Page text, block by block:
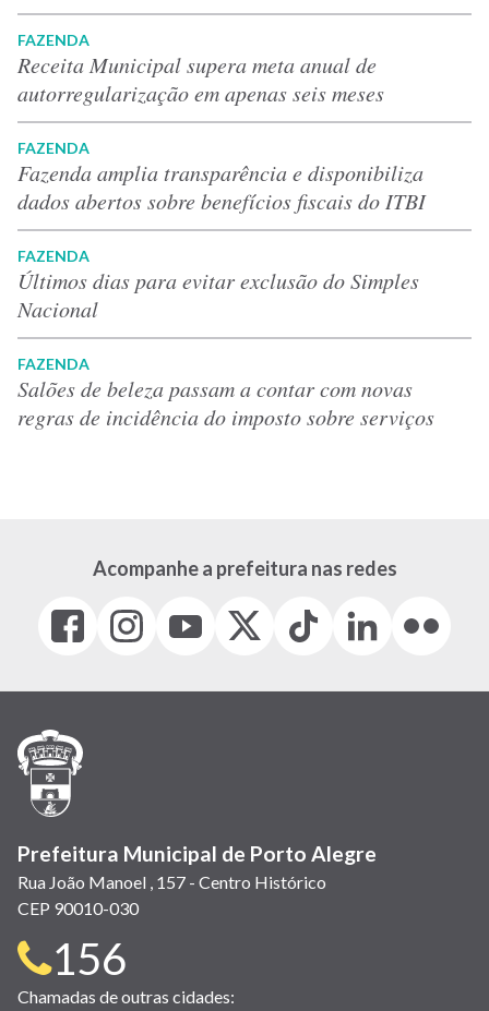
FAZENDA
Receita Municipal supera meta anual de
autorregularização em apenas seis meses
FAZENDA
Fazenda amplia transparência e disponibiliza
dados abertos sobre benefícios fiscais do ITBI
FAZENDA
Últimos dias para evitar exclusão do Simples
Nacional
FAZENDA
Salões de beleza passam a contar com novas
regras de incidência do imposto sobre serviços
Acompanhe a prefeitura nas redes
Facebook
(link
em
janela)
Instagram
(link
em
(link
em
(Antigo
(link
Tiktok
(link
em
LinkedIn
(link
em
(link
em
Prefeitura Municipal de Porto Alegre
Rua João Manoel , 157 - Centro Histórico
CEP 90010-030
Telefone
156
Chamadas de outras cidades: